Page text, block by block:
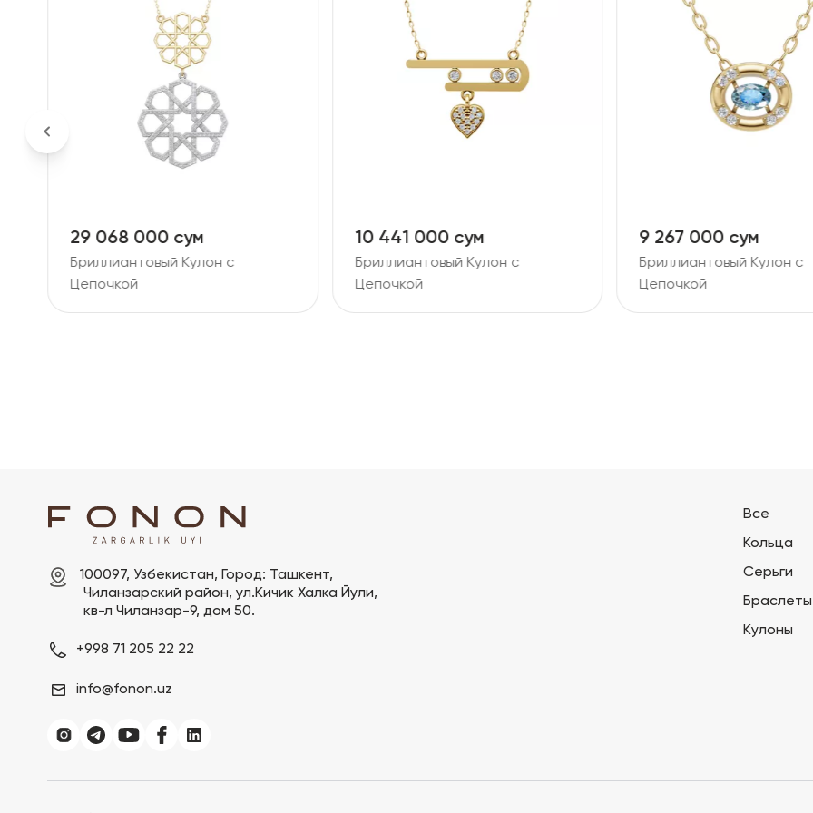
10 441 000 сум
Бриллиантовый Кулон с
Цепочкой
9 267 000 сум
Бриллиантовый Кулон с
Цепочкой
2 940 000 сум
Золотая Цепь с Кулоном
100097, Узбекистан, Город: Ташкент,
кв-л Чиланзар-9, дом 50.
+998 71 205 22 22
info@fonon.uz
Все
Кольца
Серьги
Браслеты
Кулоны